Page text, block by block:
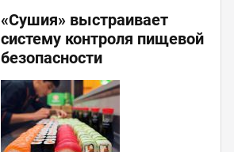
«Сушия» выстраивает
систему контроля пищевой
безопасности